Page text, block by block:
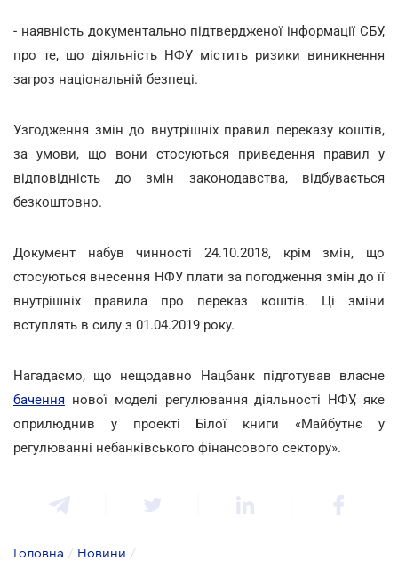
- наявність документально підтвердженої інформації СБУ,
про те, що діяльність НФУ містить ризики виникнення
загроз національній безпеці.
Узгодження змін до внутрішніх правил переказу коштів,
за умови, що вони стосуються приведення правил у
відповідність до змін законодавства, відбувається
безкоштовно.
Документ набув чинності 24.10.2018, крім змін, що
стосуються внесення НФУ плати за погодження змін до її
внутрішніх правила про переказ коштів. Ці зміни
вступлять в силу з 01.04.2019 року.
Нагадаємо, що нещодавно Нацбанк підготував власне
бачення нової моделі регулювання діяльності НФУ, яке
оприлюднив у проекті Білої книги «Майбутнє у
регулюванні небанківського фінансового сектору».
Головна / Новини /